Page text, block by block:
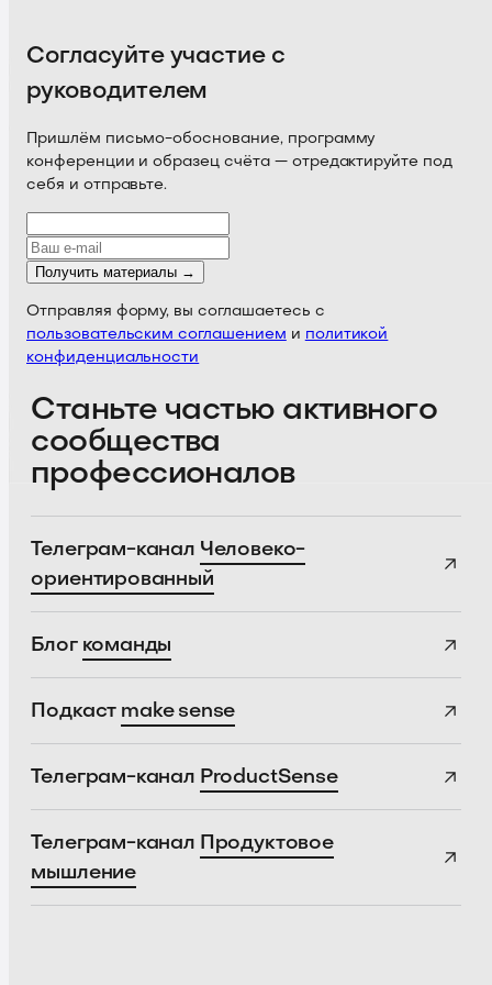
Согласуйте участие с
руководителем
Пришлём письмо-обоснование, программу
конференции и образец счёта — отредактируйте под
себя и отправьте.
Получить материалы →
Отправляя форму, вы соглашаетесь с
пользовательским соглашением и политикой
конфиденциальности
Станьте частью активного
сообщества
профессионалов
Телеграм-канал Человеко-
ориентированный
Блог команды
Подкаст make sense
Телеграм-канал ProductSense
Телеграм-канал Продуктовое
мышление